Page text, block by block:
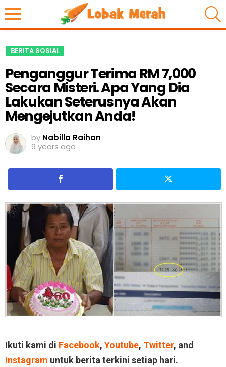
BERITA SOSIAL
Penganggur Terima RM 7,000
Secara Misteri. Apa Yang Dia
Lakukan Seterusnya Akan
Mengejutkan Anda!
by Nabilla Raihan
9 years ago
Ikuti kami di Facebook, Youtube, Twitter, and
Instagram untuk berita terkini setiap hari.